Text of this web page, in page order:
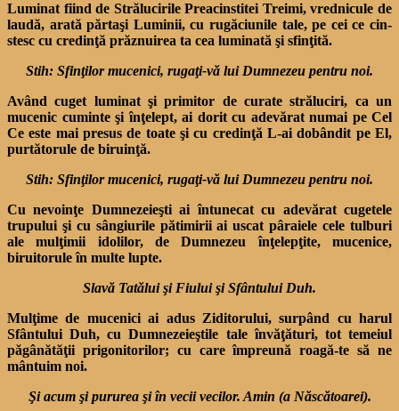
Luminat fiind de Strălucirile Preacinstitei Treimi, vrednicule de
laudă, arată părtaşi Luminii, cu rugăciunile tale, pe cei ce cin­
stesc cu credinţă prăznuirea ta cea luminată şi sfinţită.
Stih: Sfinţilor mucenici, rugaţi-vă lui Dumnezeu pentru noi.
Având cuget luminat şi pri­mitor de curate străluciri, ca un
mucenic cuminte şi înţelept, ai dorit cu adevărat numai pe Cel
Ce este mai presus de toate şi cu credinţă L-ai dobândit pe El,
purtătorule de biruinţă.
Stih: Sfinţilor mucenici, rugaţi-vă lui Dumnezeu pentru noi.
Cu nevoinţe Dumnezeieşti ai întunecat cu adevărat cugetele
trupului şi cu sângiurile pătimirii ai uscat pâraiele cele tul­buri
ale mulţimii idolilor, de Dumnezeu înţelepţite, muceni­ce,
biruitorule în multe lupte.
Slavă Tatălui şi Fiului şi Sfântului Duh.
Mulţime de mucenici ai adus Ziditorului, surpând cu harul
Sfântului Duh, cu Dumnezeieştile tale învăţături, tot temeiul
păgânătăţii prigonitorilor; cu care împreună roagă-te să ne
mântuim noi.
Şi acum şi pururea şi în vecii vecilor. Amin (a Născătoarei).